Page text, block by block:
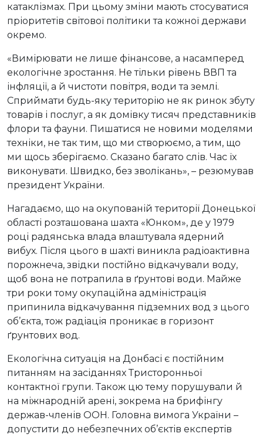
катаклізмах. При цьому зміни мають стосуватися
пріоритетів світової політики та кожної держави
окремо.
«Вимірювати не лише фінансове, а насамперед
екологічне зростання. Не тільки рівень ВВП та
інфляції, а й чистоти повітря, води та землі.
Сприймати будь-яку територію не як ринок збуту
товарів і послуг, а як домівку тисяч представників
флори та фауни. Пишатися не новими моделями
техніки, не так тим, що ми створюємо, а тим, що
ми щось зберігаємо. Сказано багато слів. Час їх
виконувати. Швидко, без зволікань», – резюмував
президент України.
Нагадаємо, що на окупованій території Донецької
області розташована шахта «Юнком», де у 1979
році радянська влада влаштувала ядерний
вибух. Після цього в шахті виникла радіоактивна
порожнеча, звідки постійно відкачували воду,
щоб вона не потрапила в ґрунтові води. Майже
три роки тому окупаційна адміністрація
припинила відкачування підземних вод з цього
об’єкта, тож радіація проникає в горизонт
ґрунтових вод.
Екологічна ситуація на Донбасі є постійним
питанням на засіданнях Тристоронньої
контактної групи. Також цю тему порушували й
на міжнародній арені, зокрема на брифінгу
держав-членів ООН. Головна вимога України –
допустити до небезпечних об’єктів експертів